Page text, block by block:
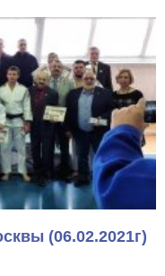
(06.02.2021г)